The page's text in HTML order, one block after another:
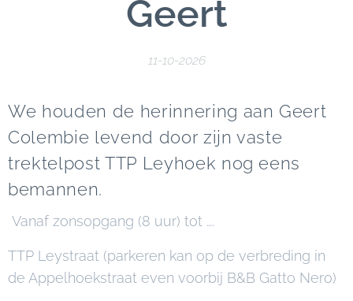
Geert
11-10-2026
We houden de herinnering aan Geert
Colembie levend door zijn vaste
trektelpost TTP Leyhoek nog eens
bemannen.
Vanaf zonsopgang (8 uur) tot ….
TTP Leystraat (parkeren kan op de verbreding in
de Appelhoekstraat even voorbij B&B Gatto Nero)